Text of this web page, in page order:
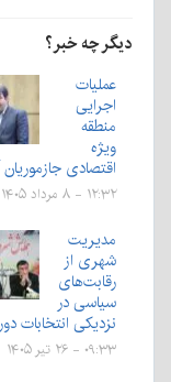
دیگر چه خبر؟
عملیات
اجرایی
منطقه
ویژه
اقتصادی
۱۲:۳۲ - ۸ مرداد ۱۴۰۵
مدیریت
شهری از
رقابت‌های
سیاسی در
نزدیکی انتخابات
۰۹:۳۳ - ۲۶ تیر ۱۴۰۵